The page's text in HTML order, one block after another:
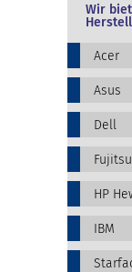
Wir
Acer
Asus
Dell
HP
IBM